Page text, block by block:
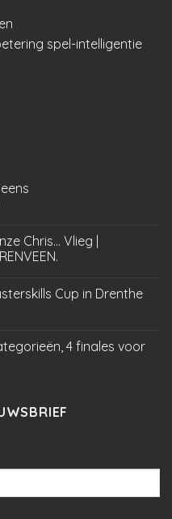
spel-intelligentie
Chris… Vlieg |
Cup in Drenthe
4 finales voor